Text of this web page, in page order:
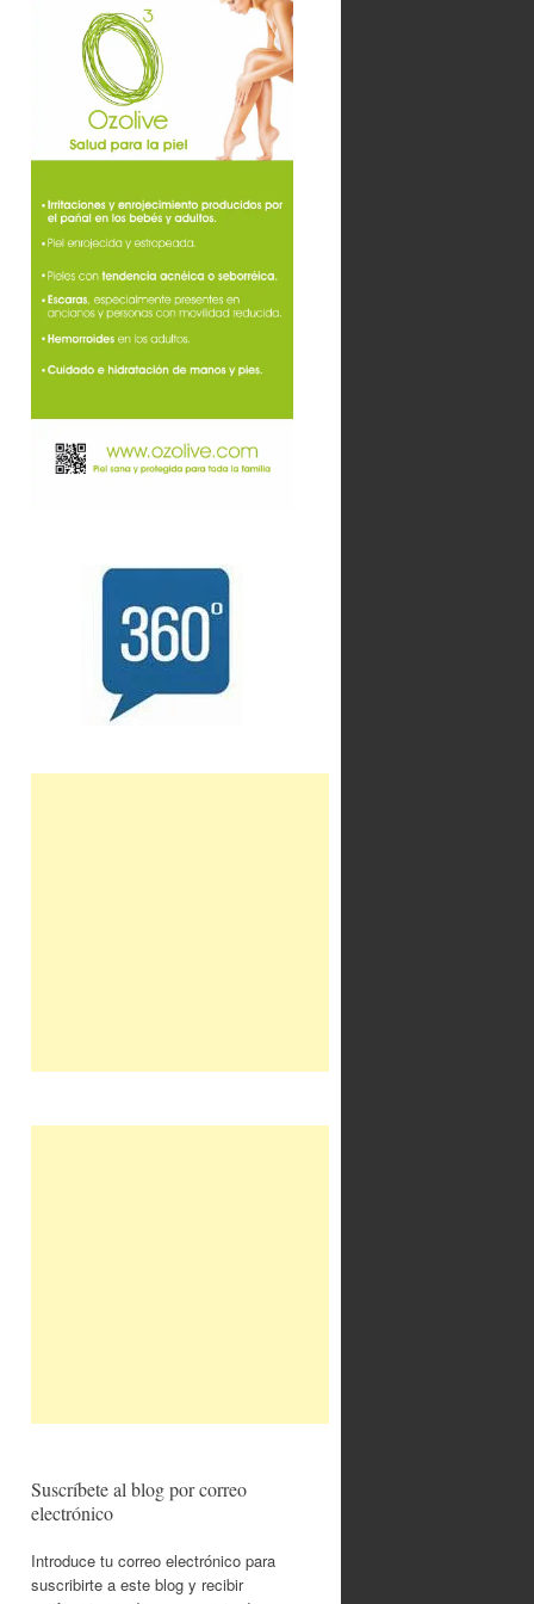
Suscríbete al blog por correo
electrónico
Introduce tu correo electrónico para
suscribirte a este blog y recibir